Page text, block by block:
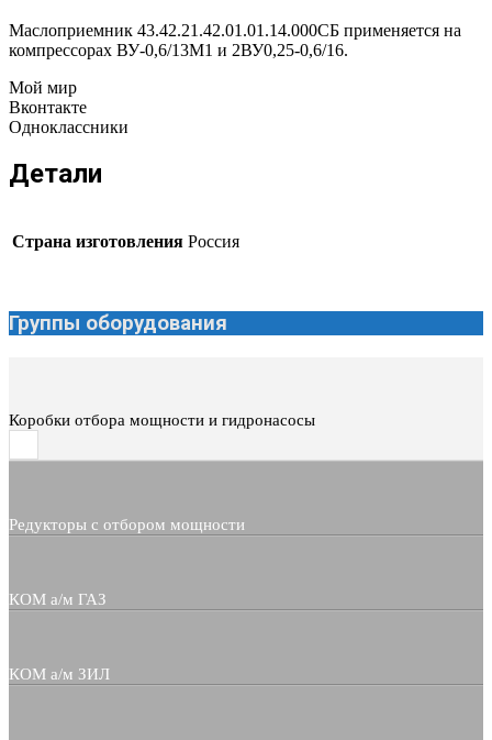
Маслоприемник 43.42.21.42.01.01.14.000СБ применяется на
компрессорах ВУ-0,6/13М1 и 2ВУ0,25-0,6/16.
Мой мир
Вконтакте
Одноклассники
Детали
Страна изготовления Россия
Группы оборудования
Коробки отбора мощности и гидронасосы
Редукторы с отбором мощности
КОМ а/м ГАЗ
КОМ а/м ЗИЛ